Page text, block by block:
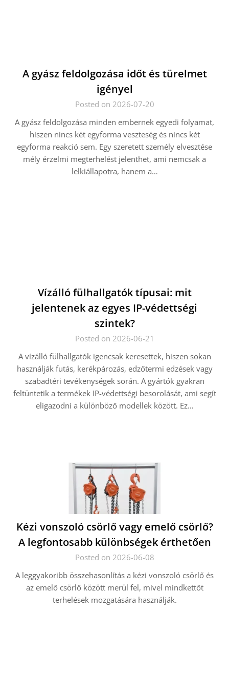
A gyász feldolgozása időt és türelmet
igényel
Posted on 2026-07-20
A gyász feldolgozása minden embernek egyedi folyamat,
hiszen nincs két egyforma veszteség és nincs két
egyforma reakció sem. Egy szeretett személy elvesztése
mély érzelmi megterhelést jelenthet, ami nemcsak a
lelkiállapotra, hanem a…
Vízálló fülhallgatók típusai: mit
jelentenek az egyes IP-védettségi
szintek?
Posted on 2026-06-21
A vízálló fülhallgatók igencsak keresettek, hiszen sokan
használják futás, kerékpározás, edzőtermi edzések vagy
szabadtéri tevékenységek során. A gyártók gyakran
feltüntetik a termékek IP-védettségi besorolását, ami segít
eligazodni a különböző modellek között. Ez…
Kézi vonszoló csörlő vagy emelő csörlő?
A legfontosabb különbségek érthetően
Posted on 2026-06-08
A leggyakoribb összehasonlítás a kézi vonszoló csörlő és
az emelő csörlő között merül fel, mivel mindkettőt
terhelések mozgatására használják.